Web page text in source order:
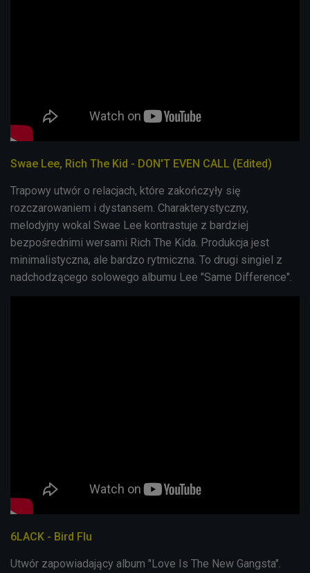
Swae Lee, Rich The Kid - DON'T EVEN CALL (Edited)
Trapowy utwór o relacjach, które zakończyły się
rozczarowaniem i dystansem. Charakterystyczny,
melodyjny wokal Swae Lee kontrastuje z bardziej
bezpośrednimi wersami Rich The Kida. Produkcja jest
minimalistyczna, ale bardzo rytmiczna. To drugi singiel z
nadchodzącego solowego albumu Lee "Same Difference".
6LACK - Bird Flu
Utwór zapowiadający album "Love Is The New Gangsta".